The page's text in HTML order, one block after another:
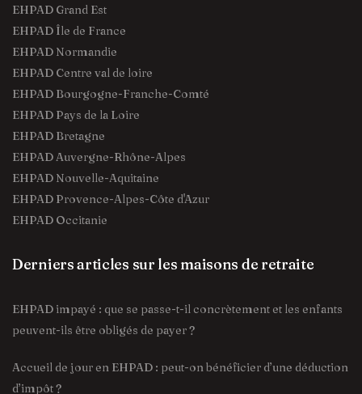
EHPAD Grand Est
EHPAD Île de France
EHPAD Normandie
EHPAD Centre val de loire
EHPAD Bourgogne-Franche-Comté
EHPAD Pays de la Loire
EHPAD Bretagne
EHPAD Auvergne-Rhône-Alpes
EHPAD Nouvelle-Aquitaine
EHPAD Provence-Alpes-Côte d'Azur
EHPAD Occitanie
Derniers articles sur les maisons de retraite
EHPAD impayé : que se passe-t-il concrètement et les enfants
peuvent-ils être obligés de payer ?
Accueil de jour en EHPAD : peut-on bénéficier d’une déduction
d’impôt ?